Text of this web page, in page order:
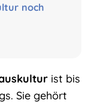
noch
ist bis
Sie gehört